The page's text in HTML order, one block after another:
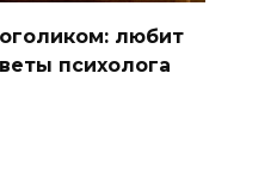
любит
психолога